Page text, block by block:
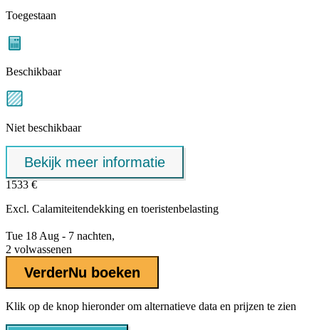
Toegestaan
Beschikbaar
Niet beschikbaar
Bekijk meer informatie
1533 €
Excl. Calamiteitendekking en toeristenbelasting
Tue 18 Aug - 7 nachten,
2 volwassenen
VerderNu boeken
Klik op de knop hieronder om alternatieve data en prijzen te zien